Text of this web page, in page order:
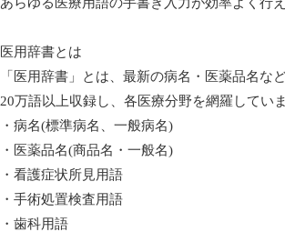
医用辞書とは
「医用辞書」とは、最新の病名・医薬品名な
20万語以上収録し、各医療分野を網羅していま
・病名(標準病名、一般病名)
・医薬品名(商品名・一般名)
・看護症状所見用語
・手術処置検査用語
・歯科用語